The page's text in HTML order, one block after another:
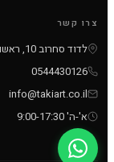
צרו קשר
לדוד סחרוב 10, ראשון לציון, קומה 2
0544430126
info@takiart.co.il
א'-ה' 9:00-17:30